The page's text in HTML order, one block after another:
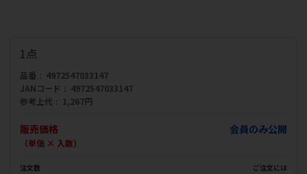
1点
品番
4972547033147
JANコード
4972547033147
参考上代
1,267円
販売価格
（単価 × 入数）
会員のみ公開
注文数
ご注文には